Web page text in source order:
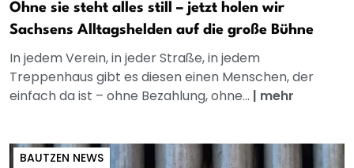
Ohne sie steht alles still – jetzt holen wir
Sachsens Alltagshelden auf die große Bühne
In jedem Verein, in jeder Straße, in jedem
Treppenhaus gibt es diesen einen Menschen, der
einfach da ist – ohne Bezahlung, ohne... | mehr
BAUTZEN NEWS